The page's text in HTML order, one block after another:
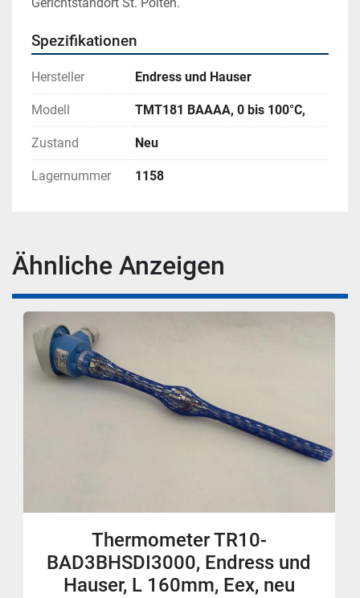
Spezifikationen
Hersteller Endress und Hauser
Modell TMT181 BAAAA, 0 bis 100°C,
Zustand Neu
Lagernummer 1158
Ähnliche Anzeigen
Thermometer TR10-
BAD3BHSDI3000, Endress und
Hauser, L 160mm, Eex, neu